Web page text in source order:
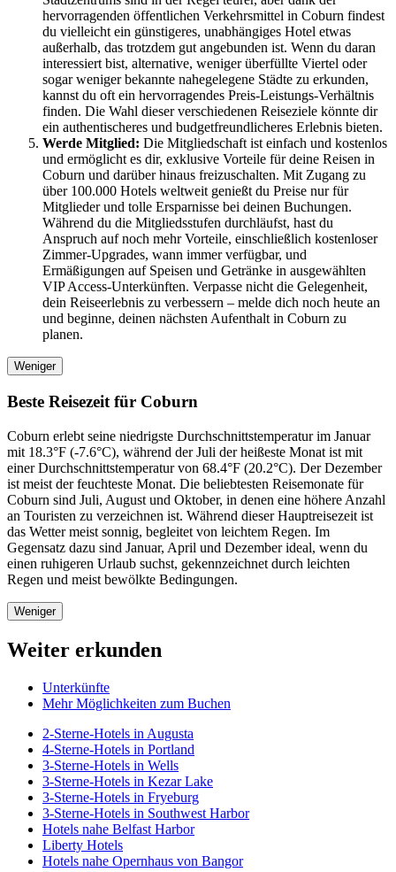
hervorragenden öffentlichen Verkehrsmittel in Coburn findest
du vielleicht ein günstigeres, unabhängiges Hotel etwas
außerhalb, das trotzdem gut angebunden ist. Wenn du daran
interessiert bist, alternative, weniger überfüllte Viertel oder
sogar weniger bekannte nahegelegene Städte zu erkunden,
kannst du oft ein hervorragendes Preis-Leistungs-Verhältnis
finden. Die Wahl dieser verschiedenen Reiseziele könnte dir
ein authentischeres und budgetfreundlicheres Erlebnis bieten.
Werde Mitglied: Die Mitgliedschaft ist einfach und kostenlos
und ermöglicht es dir, exklusive Vorteile für deine Reisen in
Coburn und darüber hinaus freizuschalten. Mit Zugang zu
über 100.000 Hotels weltweit genießt du Preise nur für
Mitglieder und tolle Ersparnisse bei deinen Buchungen.
Während du die Mitgliedsstufen durchläufst, hast du
Anspruch auf noch mehr Vorteile, einschließlich kostenloser
Zimmer-Upgrades, wann immer verfügbar, und
Ermäßigungen auf Speisen und Getränke in ausgewählten
VIP Access-Unterkünften. Verpasse nicht die Gelegenheit,
dein Reiseerlebnis zu verbessern – melde dich noch heute an
und beginne, deinen nächsten Aufenthalt in Coburn zu
planen.
Weniger
Beste Reisezeit für Coburn
Coburn erlebt seine niedrigste Durchschnittstemperatur im Januar
mit 18.3°F (-7.6°C), während der Juli der heißeste Monat ist mit
einer Durchschnittstemperatur von 68.4°F (20.2°C). Der Dezember
ist meist der feuchteste Monat. Die beliebtesten Reisemonate für
Coburn sind Juli, August und Oktober, in denen eine höhere Anzahl
an Touristen zu verzeichnen ist. Während dieser Hauptreisezeit ist
das Wetter meist sonnig, begleitet von leichtem Regen. Im
Gegensatz dazu sind Januar, April und Dezember ideal, wenn du
einen ruhigeren Urlaub suchst, gekennzeichnet durch leichten
Regen und meist bewölkte Bedingungen.
Weniger
Weiter erkunden
Unterkünfte
Mehr Möglichkeiten zum Buchen
2-Sterne-Hotels in Augusta
4-Sterne-Hotels in Portland
3-Sterne-Hotels in Wells
3-Sterne-Hotels in Kezar Lake
3-Sterne-Hotels in Fryeburg
3-Sterne-Hotels in Southwest Harbor
Hotels nahe Belfast Harbor
Liberty Hotels
Hotels nahe Opernhaus von Bangor